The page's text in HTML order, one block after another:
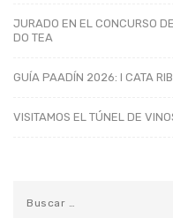
JURADO EN EL CONCURSO
DO TEA
GUÍA PAADÍN 2026: I CATA
VISITAMOS EL TÚNEL DE